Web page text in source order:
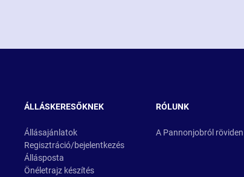
ÁLLÁSKERESŐKNEK
Állásajánlatok
Regisztráció/bejelentkezés
Állásposta
Önéletrajz készítés
RÓLUNK
A Pannonjobról röviden